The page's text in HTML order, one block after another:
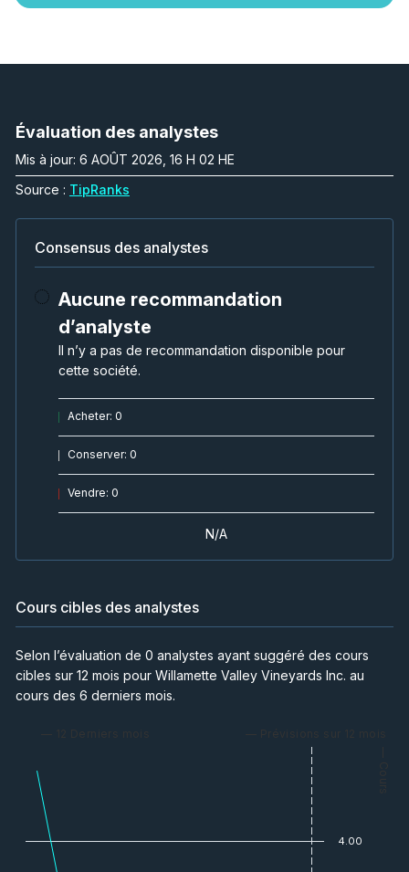
Évaluation des analystes
Mis à jour: 6 AOÛT 2026, 16 H 02 HE
Source : TipRanks
Consensus des analystes
Aucune recommandation
d’analyste
Il n’y a pas de recommandation disponible pour
cette société.
Acheter: 0
Conserver: 0
Vendre: 0
N/A
Cours cibles des analystes
Selon l’évaluation de 0 analystes ayant suggéré des cours
cibles sur 12 mois pour Willamette Valley Vineyards Inc. au
cours des 6 derniers mois.
— 12 Derniers mois — Prévisions sur 12 mois
— Cours
4.00